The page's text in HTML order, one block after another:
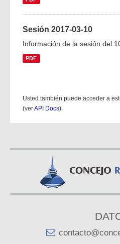
Sesión 2017-03-10
Información de la sesión del
PDF
Usted también puede acceder a
(verAPI Docs).